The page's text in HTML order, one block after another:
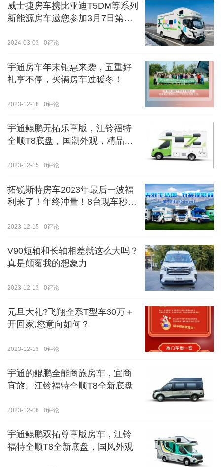
威士捷房车携比亚迪T5DM等系列
新能源房车邀您参加3月7日第八
2024-03-03 0评论
宇通房车年末钜惠来袭，五重好
礼享不停，买辆房车过暖冬！
2023-12-18 0评论
宇通鲲鹏无拓乐享版，江铃福特
全顺T8底盘，国潮外观，精品内
2023-12-15 0评论
拓锐斯特房车2023年最后一波福
利来了！年终冲量！8台现车秒杀
2023-12-15 0评论
V90短轴和长轴相差就这么大吗？
真是颠覆我的想象力
2023-12-13 0评论
元旦大礼?飞翔全系T型车30万＋
开回家,您意向如何？
2023-12-13 0评论
宇通的鲲鹏全能商旅房车，宜商
宜旅、江铃福特全顺T8全新底盘
2023-12-08 0评论
宇通鲲鹏双拓尊享版房车，江铃
福特全顺T8全新底盘，国风外观